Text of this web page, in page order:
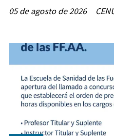
05 de agosto de 2026